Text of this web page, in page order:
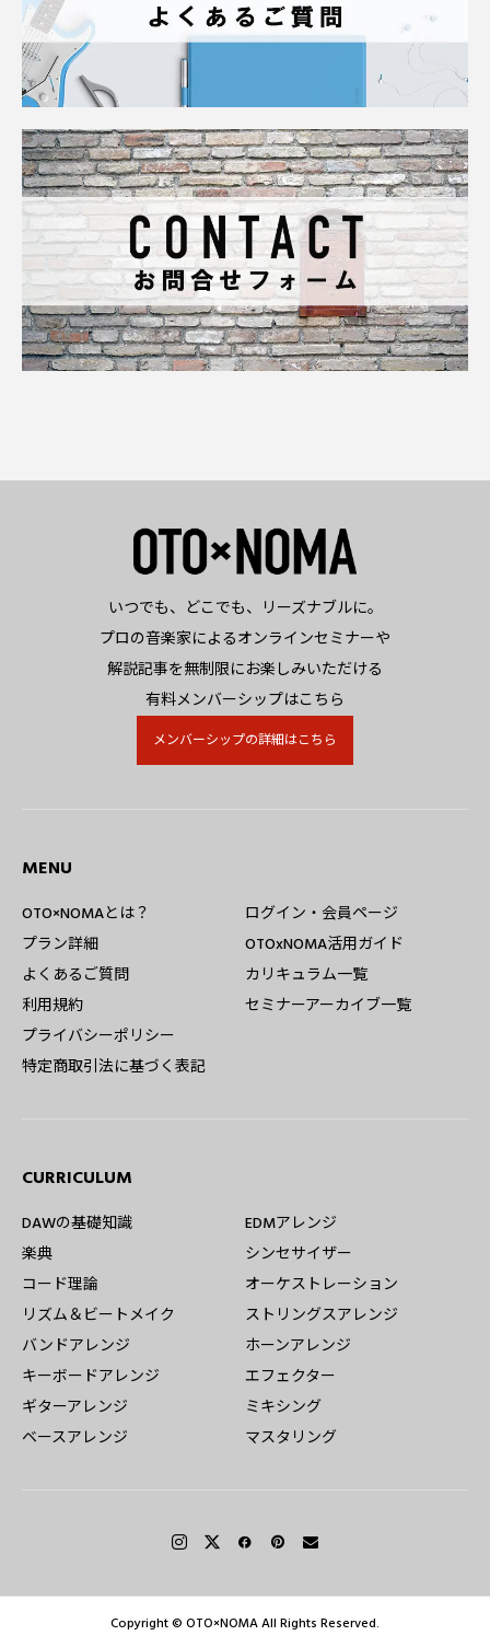
いつでも、どこでも、リーズナブルに。
プロの音楽家によるオンラインセミナーや
解説記事を無制限にお楽しみいただける
有料メンバーシップはこちら
メンバーシップの詳細はこちら
MENU
OTO×NOMAとは？
プラン詳細
よくあるご質問
利用規約
プライバシーポリシー
特定商取引法に基づく表記
ログイン・会員ページ
OTOxNOMA活用ガイド
カリキュラム一覧
セミナーアーカイブ一覧
CURRICULUM
DAWの基礎知識
楽典
コード理論
リズム＆ビートメイク
バンドアレンジ
キーボードアレンジ
ギターアレンジ
ベースアレンジ
EDMアレンジ
シンセサイザー
オーケストレーション
ストリングスアレンジ
ホーンアレンジ
エフェクター
ミキシング
マスタリング
Copyright © OTO×NOMA All Rights Reserved.